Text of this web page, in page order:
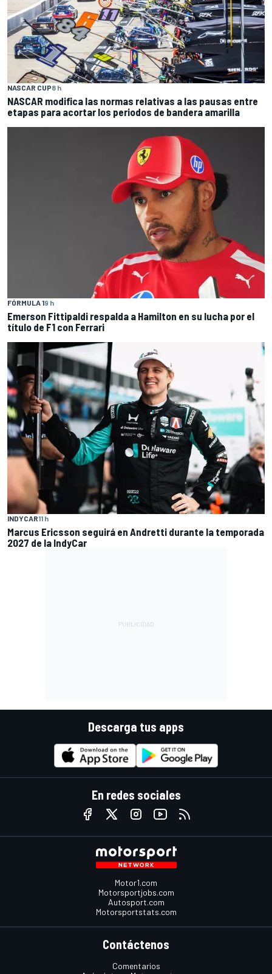
NASCAR CUP8 h
NASCAR modifica las normas relativas a las pausas entre
etapas para acortar los periodos de bandera amarilla
FÓRMULA 19 h
Emerson Fittipaldi respalda a Hamilton en su lucha por el
título de F1 con Ferrari
INDYCAR11 h
Marcus Ericsson seguirá en Andretti durante la temporada
2027 de la IndyCar
Descarga tus apps
En redes sociales
Motor1.com
Motorsportjobs.com
Autosport.com
Motorsportstats.com
Contáctenos
Comentarios